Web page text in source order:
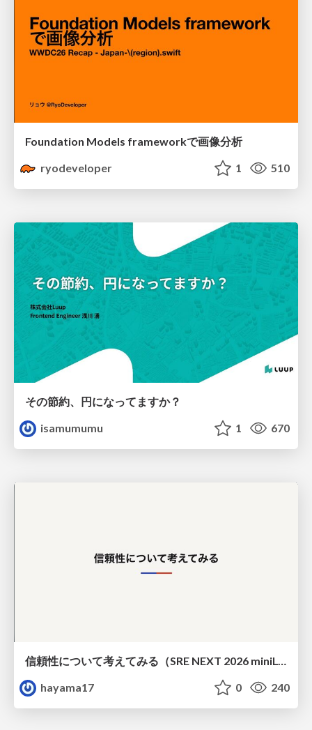
Foundation Models frameworkで画像分析
ryodeveloper
1 510
その節約、円になってますか？
isamumumu
1 670
信頼性について考えてみる（SRE NEXT 2026 miniLT）
hayama17
0 240